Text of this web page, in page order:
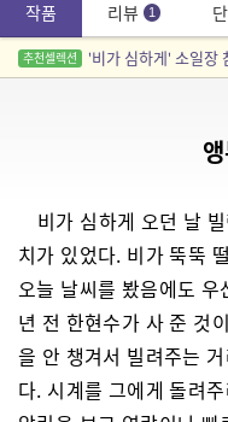
작품 리뷰 1
추천셀렉션 '비가 심하게' 소일장
비가 심하게 오던 날
치가 있었다. 비가 뚝뚝
오늘 날씨를 봤음에도
년 전 한현수가 사 준 것
을 안 챙겨서 빌려주는
다. 시계를 그에게 돌려